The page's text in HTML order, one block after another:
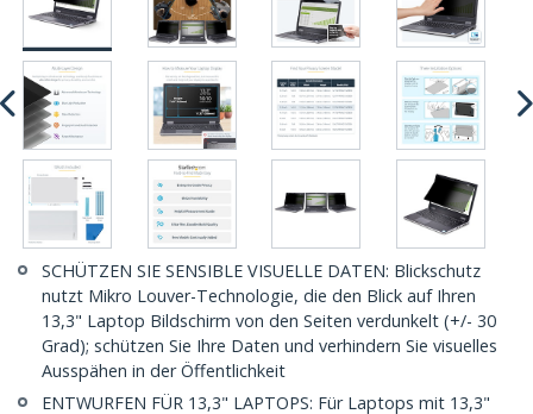
SCHÜTZEN SIE SENSIBLE VISUELLE DATEN: Blickschutz
nutzt Mikro Louver-Technologie, die den Blick auf Ihren
13,3" Laptop Bildschirm von den Seiten verdunkelt (+/- 30
Grad); schützen Sie Ihre Daten und verhindern Sie visuelles
Ausspähen in der Öffentlichkeit
ENTWURFEN FÜR 13,3" LAPTOPS: Für Laptops mit 13,3"